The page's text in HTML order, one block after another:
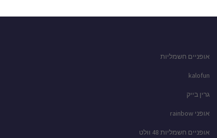
אופניים חשמליות
kalofun
גרין בייק
אופני rainbow
אופניים חשמליות 48 וולט